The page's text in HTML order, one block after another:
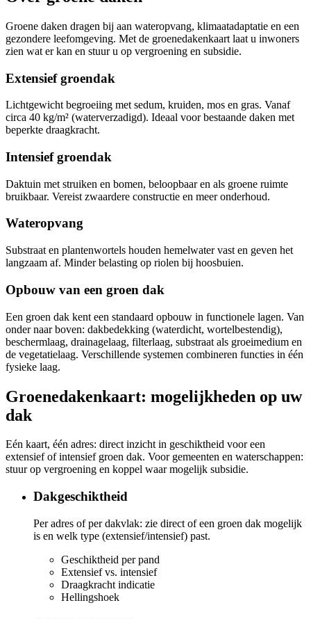
Groene daken dragen bij aan wateropvang, klimaatadaptatie en een
gezondere leefomgeving. Met de groenedakenkaart laat u inwoners
zien wat er kan en stuur u op vergroening en subsidie.
Extensief groendak
Lichtgewicht begroeiing met sedum, kruiden, mos en gras. Vanaf
circa 40 kg/m² (waterverzadigd). Ideaal voor bestaande daken met
beperkte draagkracht.
Intensief groendak
Daktuin met struiken en bomen, beloopbaar en als groene ruimte
bruikbaar. Vereist zwaardere constructie en meer onderhoud.
Wateropvang
Substraat en plantenwortels houden hemelwater vast en geven het
langzaam af. Minder belasting op riolen bij hoosbuien.
Opbouw van een groen dak
Een groen dak kent een standaard opbouw in functionele lagen. Van
onder naar boven: dakbedekking (waterdicht, wortelbestendig),
beschermlaag, drainagelaag, filterlaag, substraat als groeimedium en
de vegetatielaag. Verschillende systemen combineren functies in één
fysieke laag.
Groenedakenkaart: mogelijkheden op uw
dak
Eén kaart, één adres: direct inzicht in geschiktheid voor een
extensief of intensief groen dak. Voor gemeenten en waterschappen:
stuur op vergroening en koppel waar mogelijk subsidie.
Dakgeschiktheid
Per adres of per dakvlak: zie direct of een groen dak mogelijk
is en welk type (extensief/intensief) past.
Geschiktheid per pand
Extensief vs. intensief
Draagkracht indicatie
Hellingshoek